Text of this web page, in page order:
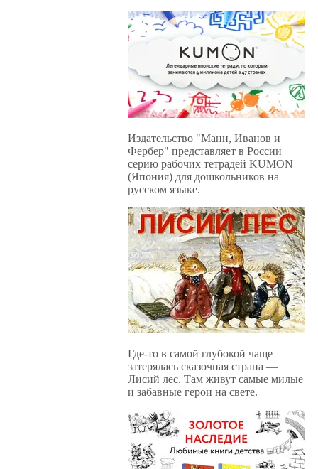
Издательство "Манн, Иванов и
Фербер" представляет в России
серию рабочих тетрадей KUMON
(Япония) для дошкольников на
русском языке.
Где-то в самой глубокой чаще
затерялась сказочная страна —
Лисий лес. Там живут самые милые
и забавные герои на свете.